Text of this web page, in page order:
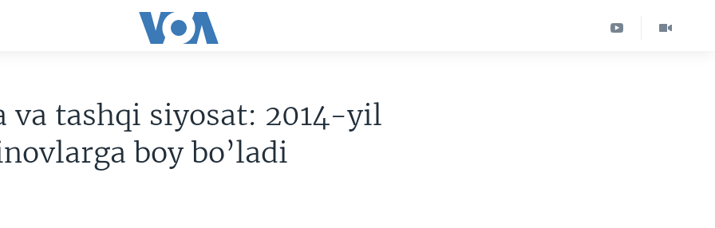
va tashqi siyosat: 2014-yil
boy bo’ladi